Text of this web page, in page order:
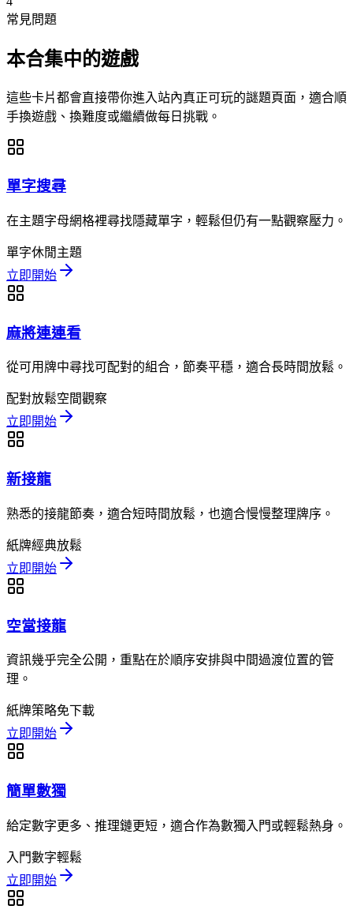
常見問題
本合集中的遊戲
這些卡片都會直接帶你進入站內真正可玩的謎題頁面，適合順
手換遊戲、換難度或繼續做每日挑戰。
單字搜尋
在主題字母網格裡尋找隱藏單字，輕鬆但仍有一點觀察壓力。
單字休閒主題
立即開始
麻將連連看
從可用牌中尋找可配對的組合，節奏平穩，適合長時間放鬆。
配對放鬆空間觀察
立即開始
新接龍
熟悉的接龍節奏，適合短時間放鬆，也適合慢慢整理牌序。
紙牌經典放鬆
立即開始
空當接龍
資訊幾乎完全公開，重點在於順序安排與中間過渡位置的管
理。
紙牌策略免下載
立即開始
簡單數獨
給定數字更多、推理鏈更短，適合作為數獨入門或輕鬆熱身。
入門數字輕鬆
立即開始